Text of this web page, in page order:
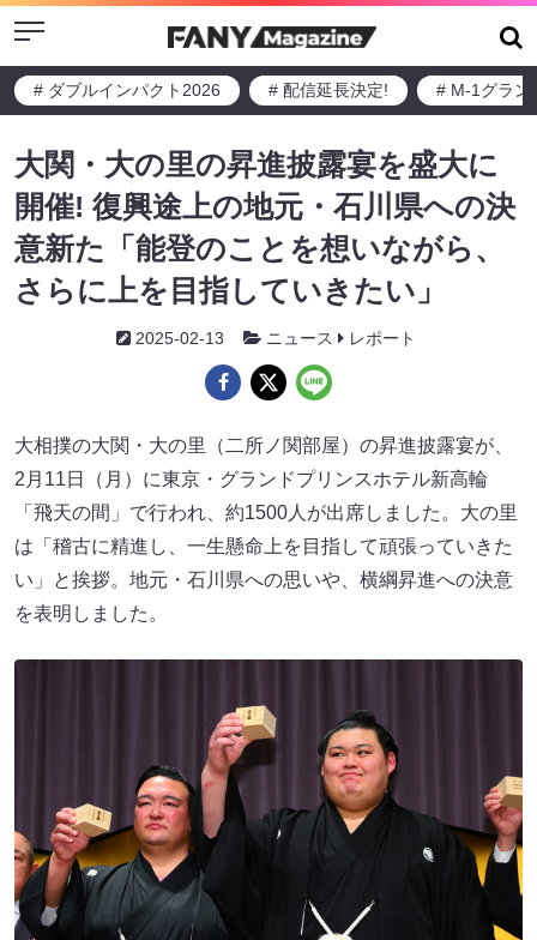
Menu
# ダブルインパクト2026 # 配信延長決定! # M-1グラン
大関・大の里の昇進披露宴を盛大に
開催! 復興途上の地元・石川県への決
意新た「能登のことを想いながら、
さらに上を目指していきたい」
2025-02-13 ニュース レポート
大相撲の大関・大の里（二所ノ関部屋）の昇進披露宴が、
2月11日（月）に東京・グランドプリンスホテル新高輪
「飛天の間」で行われ、約1500人が出席しました。大の里
は「稽古に精進し、一生懸命上を目指して頑張っていきた
い」と挨拶。地元・石川県への思いや、横綱昇進への決意
を表明しました。